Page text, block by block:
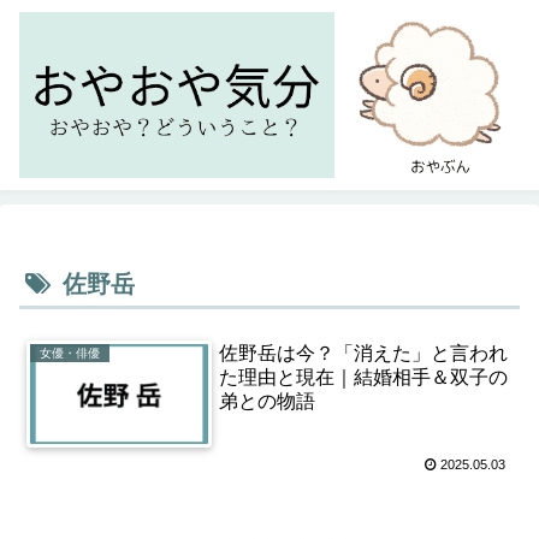
佐野岳
女優・俳優
佐野岳は今？「消えた」と言われ
た理由と現在｜結婚相手＆双子の
弟との物語
2025.05.03